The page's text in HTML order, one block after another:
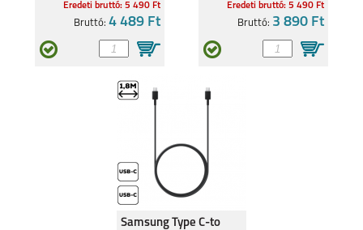
Eredeti bruttó: 5 490 Ft
Bruttó: 4 489 Ft
Eredeti bruttó: 5 490 Ft
Bruttó: 3 890 Ft
Samsung Type C-to